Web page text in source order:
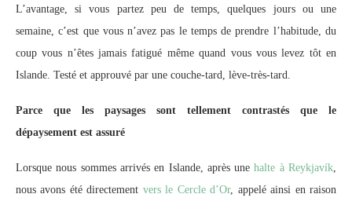
L’avantage, si vous partez peu de temps, quelques jours ou une
semaine, c’est que vous n’avez pas le temps de prendre l’habitude, du
coup vous n’êtes jamais fatigué même quand vous vous levez tôt en
Islande. Testé et approuvé par une couche-tard, lève-très-tard.
Parce que les paysages sont tellement contrastés que le
dépaysement est assuré
Lorsque nous sommes arrivés en Islande, après unehalte à Reykjavík,
nous avons été directement vers le Cercle d’Or, appelé ainsi en raison